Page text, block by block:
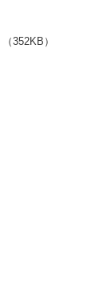
（352KB）